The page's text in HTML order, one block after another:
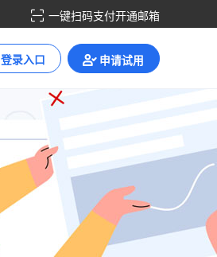
一键扫码支付开通邮箱
登录入口 申请试用